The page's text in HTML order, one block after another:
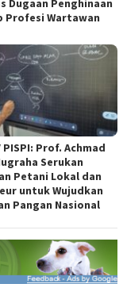
Dugaan Penghinaan
Profesi Wartawan
PISPI: Prof. Achmad
Serukan
Petani Lokal dan
untuk Wujudkan
Pangan Nasional